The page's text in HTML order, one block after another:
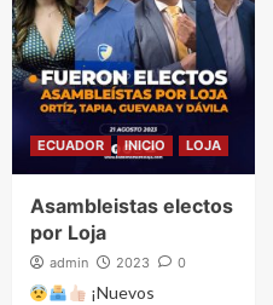
ECUADOR INICIO LOJA
Asambleistas electos
por Loja
admin 2023 0
¡Nuevos